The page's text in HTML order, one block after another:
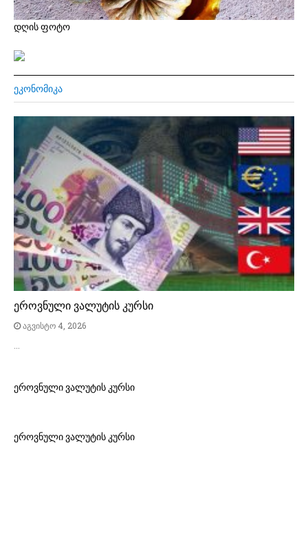
დღის ფოტო
ᲔᲙᲝᲜᲝᲛᲘᲙᲐ
ეროვნული ვალუტის კურსი
აგვისტო 4, 2026
…
ეროვნული ვალუტის კურსი
ეროვნული ვალუტის კურსი